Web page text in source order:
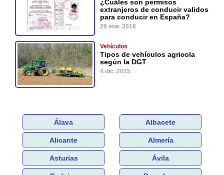
¿Cuáles son permisos
extranjeros de conducir validos
para conducir en España?
26 ene. 2016
Vehículos
Tipos de vehículos agricola
según la DGT
4 dic. 2015
Álava Albacete
Alicante Almería
Asturias Ávila